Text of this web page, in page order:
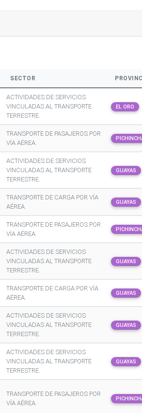
SECTOR
ACTIVIDADES DE SERVICIOS
VINCULADAS AL TRANSPORTE
TERRESTRE.
EL ORO
TRANSPORTE DE PASAJEROS POR
VÍA AÉREA.
ACTIVIDADES DE SERVICIOS
VINCULADAS AL TRANSPORTE
TERRESTRE.
GUAYAS
TRANSPORTE DE CARGA POR VÍA
AÉREA.
GUAYAS
TRANSPORTE DE PASAJEROS POR
VÍA AÉREA.
ACTIVIDADES DE SERVICIOS
VINCULADAS AL TRANSPORTE
TERRESTRE.
GUAYAS
TRANSPORTE DE CARGA POR VÍA
AÉREA.
GUAYAS
ACTIVIDADES DE SERVICIOS
VINCULADAS AL TRANSPORTE
TERRESTRE.
GUAYAS
ACTIVIDADES DE SERVICIOS
VINCULADAS AL TRANSPORTE
TERRESTRE.
GUAYAS
TRANSPORTE DE PASAJEROS POR
VÍA AÉREA.